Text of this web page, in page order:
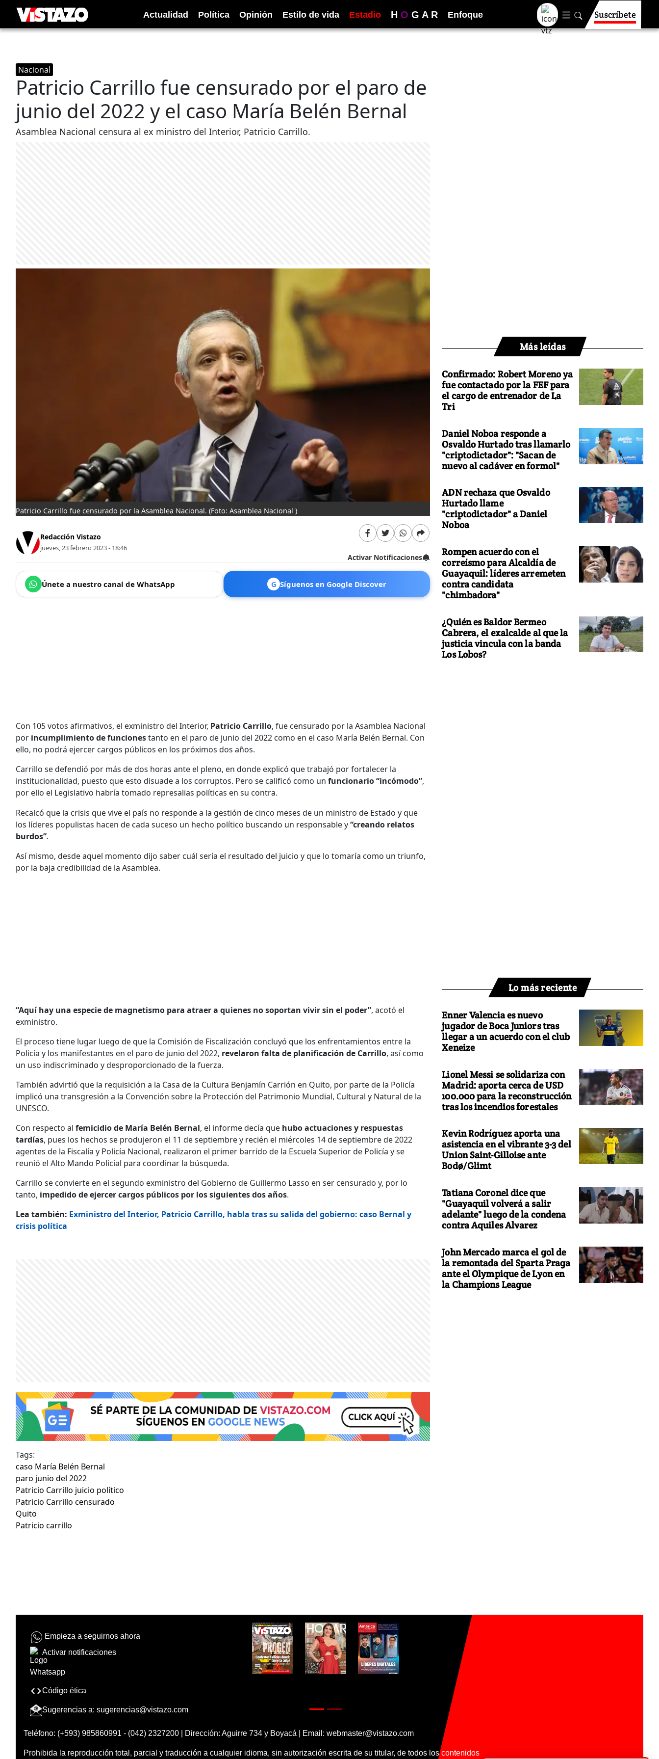
Actualidad Política Opinión Estilo de vida Estadio H O G A R Enfoque Suscríbete
Nacional
Patricio Carrillo fue censurado por el paro de
junio del 2022 y el caso María Belén Bernal
Asamblea Nacional censura al ex ministro del Interior, Patricio Carrillo.
Patricio Carrillo fue censurado por la Asamblea Nacional. (Foto: Asamblea Nacional )
Redacción Vistazo
jueves, 23 febrero 2023 - 18:46
Activar Notificaciones
Únete a nuestro canal de WhatsApp G Síguenos en Google Discover
Con 105 votos afirmativos, el exministro del Interior, Patricio Carrillo, fue censurado por la Asamblea Nacional
por incumplimiento de funcionestanto en el paro de junio del 2022 como en el caso María Belén Bernal. Con
ello, no podrá ejercer cargos públicos en los próximos dos años.
Carrillo se defendió por más de dos horas ante el pleno, en donde explicó que trabajó por fortalecer la
institucionalidad, puesto que esto disuade a los corruptos. Pero se calificó como un funcionario “incómodo”,
por ello el Legislativo habría tomado represalias políticas en su contra.
Recalcó que la crisis que vive el país no responde a la gestión de cinco meses de un ministro de Estado y que
los líderes populistas hacen de cada suceso un hecho político buscando un responsable y“creando relatos
burdos”.
Así mismo, desde aquel momento dijo saber cuál sería el resultado del juicio y que lo tomaría como un triunfo,
por la baja credibilidad de la Asamblea.
“Aquí hay una especie de magnetismo para atraer a quienes no soportan vivir sin el poder”, acotó el
exministro.
El proceso tiene lugar luego de que la Comisión de Fiscalización concluyó que los enfrentamientos entre la
Policía y los manifestantes en el paro de junio del 2022, revelaron falta de planificación de Carrillo, así como
un uso indiscriminado y desproporcionado de la fuerza.
También advirtió que la requisición a la Casa de la Cultura Benjamín Carrión en Quito, por parte de la Policía
implicó una transgresión a la Convención sobre la Protección del Patrimonio Mundial, Cultural y Natural de la
UNESCO.
Con respecto al femicidio de María Belén Bernal, el informe decía que hubo actuaciones y respuestas
tardías, pues los hechos se produjeron el 11 de septiembre y recién el miércoles 14 de septiembre de 2022
agentes de la Fiscalía y Policía Nacional, realizaron el primer barrido de la Escuela Superior de Policía y se
reunió el Alto Mando Policial para coordinar la búsqueda.
Carrillo se convierte en el segundo exministro del Gobierno de Guillermo Lasso en ser censurado y, por lo
tanto, impedido de ejercer cargos públicos por los siguientes dos años.
Lea también: Exministro del Interior, Patricio Carrillo, habla tras su salida del gobierno: caso Bernal y
crisis política
Tags:
caso María Belén Bernal
paro junio del 2022
Patricio Carrillo juicio político
Patricio Carrillo censurado
Quito
Patricio carrillo
Más leídas
Confirmado: Robert Moreno ya
fue contactado por la FEF para
el cargo de entrenador de La
Tri
Daniel Noboa responde a
Osvaldo Hurtado tras llamarlo
"criptodictador": "Sacan de
nuevo al cadáver en formol"
ADN rechaza que Osvaldo
Hurtado llame
"criptodictador" a Daniel
Noboa
Rompen acuerdo con el
correísmo para Alcaldía de
Guayaquil: líderes arremeten
contra candidata
"chimbadora"
¿Quién es Baldor Bermeo
Cabrera, el exalcalde al que la
justicia vincula con la banda
Los Lobos?
Lo más reciente
Enner Valencia es nuevo
jugador de Boca Juniors tras
llegar a un acuerdo con el club
Xeneize
Lionel Messi se solidariza con
Madrid: aporta cerca de USD
100.000 para la reconstrucción
tras los incendios forestales
Kevin Rodríguez aporta una
asistencia en el vibrante 3-3 del
Union Saint-Gilloise ante
Bodø/Glimt
Tatiana Coronel dice que
"Guayaquil volverá a salir
adelante" luego de la condena
contra Aquiles Alvarez
John Mercado marca el gol de
la remontada del Sparta Praga
ante el Olympique de Lyon en
la Champions League
Empieza a seguirnos ahora
Activar notificaciones
Código ética
Sugerencias a: sugerencias@vistazo.com
Teléfono: (+593) 985860991 - (042) 2327200 | Dirección: Aguirre 734 y Boyacá | Email: webmaster@vistazo.com
Prohibida la reproducción total, parcial y traducción a cualquier idioma, sin autorización escrita de su titular, de todos los contenidos